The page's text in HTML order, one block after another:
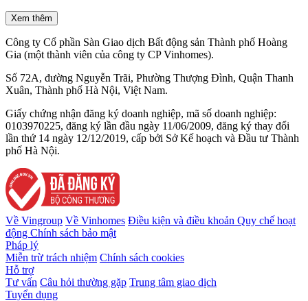
Xem thêm
Công ty Cổ phần Sàn Giao dịch Bất động sản Thành phố Hoàng
Gia (một thành viên của công ty CP Vinhomes).
Số 72A, đường Nguyễn Trãi, Phường Thượng Đình, Quận Thanh
Xuân, Thành phố Hà Nội, Việt Nam.
Giấy chứng nhận đăng ký doanh nghiệp, mã số doanh nghiệp:
0103970225, đăng ký lần đầu ngày 11/06/2009, đăng ký thay đổi
lần thứ 14 ngày 12/12/2019, cấp bởi Sở Kế hoạch và Đầu tư Thành
phố Hà Nội.
Về Vingroup Về Vinhomes Điều kiện và điều khoản Quy chế hoạt
động Chính sách bảo mật
Pháp lý
Miễn trừ trách nhiệm Chính sách cookies
Hỗ trợ
Tư vấn Câu hỏi thường gặp Trung tâm giao dịch
Tuyển dụng